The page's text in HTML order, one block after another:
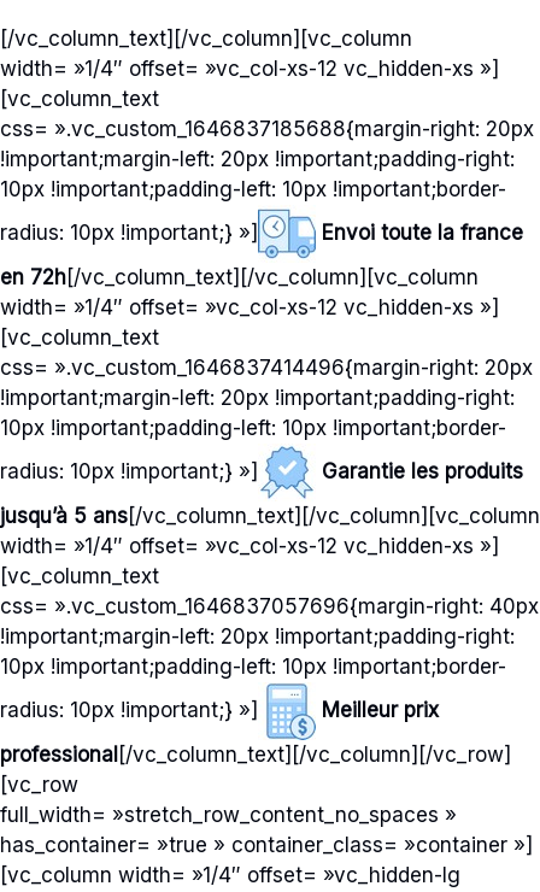
[/vc_column_text][/vc_column][vc_column
width= »1/4″ offset= »vc_col-xs-12 vc_hidden-xs »]
[vc_column_text
css= ».vc_custom_1646837185688{margin-right: 20px
!important;margin-left: 20px !important;padding-right:
10px !important;padding-left: 10px !important;border-
radius: 10px !important;} »]
Envoi toute la france
en 72h[/vc_column_text][/vc_column][vc_column
width= »1/4″ offset= »vc_col-xs-12 vc_hidden-xs »]
[vc_column_text
css= ».vc_custom_1646837414496{margin-right: 20px
!important;margin-left: 20px !important;padding-right:
10px !important;padding-left: 10px !important;border-
radius: 10px !important;} »]
Garantie les produits
jusqu’à 5 ans[/vc_column_text][/vc_column][vc_column
width= »1/4″ offset= »vc_col-xs-12 vc_hidden-xs »]
[vc_column_text
css= ».vc_custom_1646837057696{margin-right: 40px
!important;margin-left: 20px !important;padding-right:
10px !important;padding-left: 10px !important;border-
radius: 10px !important;} »]
Meilleur prix
professional [/vc_column_text][/vc_column][/vc_row]
[vc_row
full_width= »stretch_row_content_no_spaces »
has_container= »true » container_class= »container »]
[vc_column width= »1/4″ offset= »vc_hidden-lg